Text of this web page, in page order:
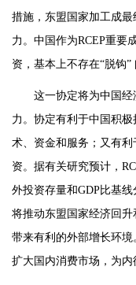
措施，东盟国家加工成
力。中国作为RCEP重要
资，基本上不存在“脱钩”
这一协定将为中国
力。协定有利于中国积
术、资金和服务；又有
资。据有关研究预计，
外投资存量和GDP比基线
将推动东盟国家经济回
带来有利的外部增长环
扩大国内消费市场，为内